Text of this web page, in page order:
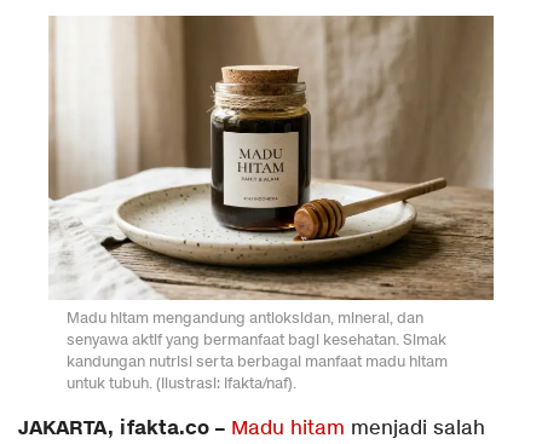
Madu hitam mengandung antioksidan, mineral, dan
senyawa aktif yang bermanfaat bagi kesehatan. Simak
kandungan nutrisi serta berbagai manfaat madu hitam
untuk tubuh. (Ilustrasi: Ifakta/naf).
JAKARTA, ifakta.co – Madu hitam menjadi salah